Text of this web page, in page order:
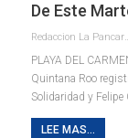
De Este
Redaccion La
PLAYA DEL
Quintana Roo
Solidaridad y Felipe
LEE MAS...